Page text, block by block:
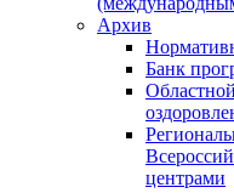
Архив
Банк
центрами